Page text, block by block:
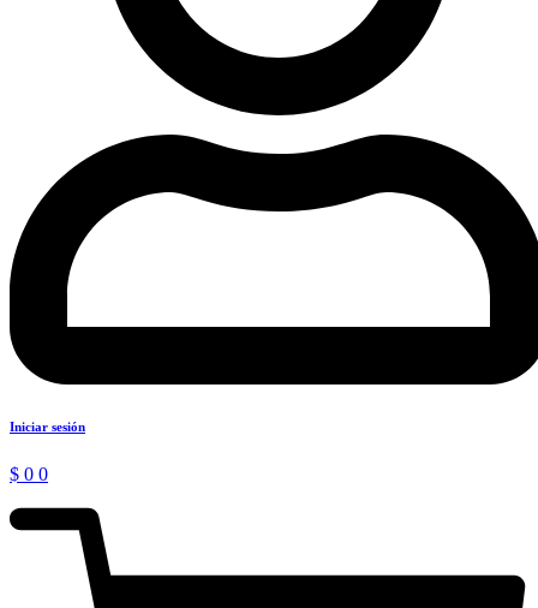
Iniciar sesión
$ 0 0